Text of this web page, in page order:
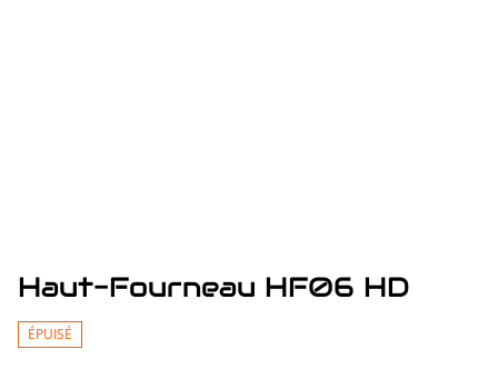
Haut-Fourneau HF06 HD
ÉPUISÉ